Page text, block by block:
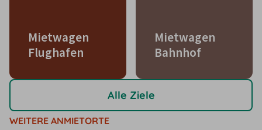
Mietwagen
Flughafen
Mietwagen
Bahnhof
Alle Ziele
WEITERE ANMIETORTE